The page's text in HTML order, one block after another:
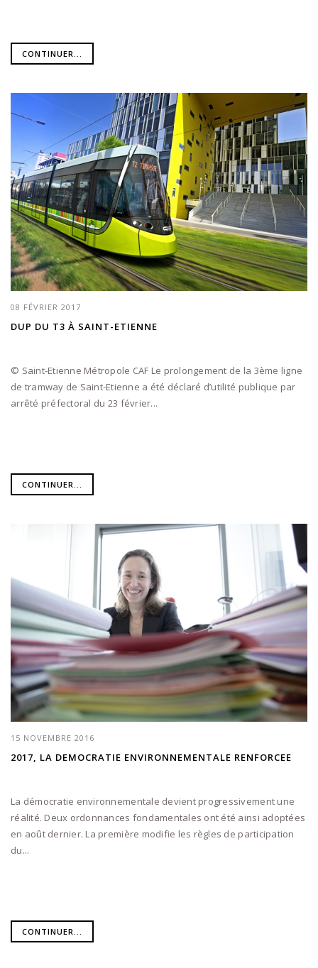
CONTINUER...
08 FÉVRIER 2017
DUP DU T3 À SAINT-ETIENNE
© Saint-Etienne Métropole CAF Le prolongement de la 3ème ligne
de tramway de Saint-Etienne a été déclaré d’utilité publique par
arrêté préfectoral du 23 février...
CONTINUER...
15 NOVEMBRE 2016
2017, LA DEMOCRATIE ENVIRONNEMENTALE RENFORCEE
La démocratie environnementale devient progressivement une
réalité. Deux ordonnances fondamentales ont été ainsi adoptées
en août dernier. La première modifie les règles de participation
du...
CONTINUER...